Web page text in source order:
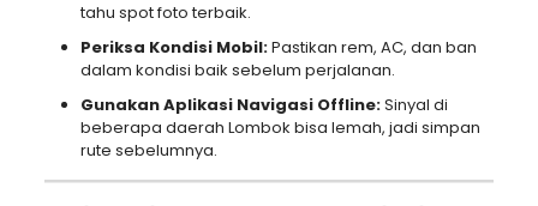
tahu spot foto terbaik.
Periksa Kondisi Mobil:Pastikan rem, AC, dan ban
dalam kondisi baik sebelum perjalanan.
Gunakan Aplikasi Navigasi Offline:Sinyal di
beberapa daerah Lombok bisa lemah, jadi simpan
rute sebelumnya.